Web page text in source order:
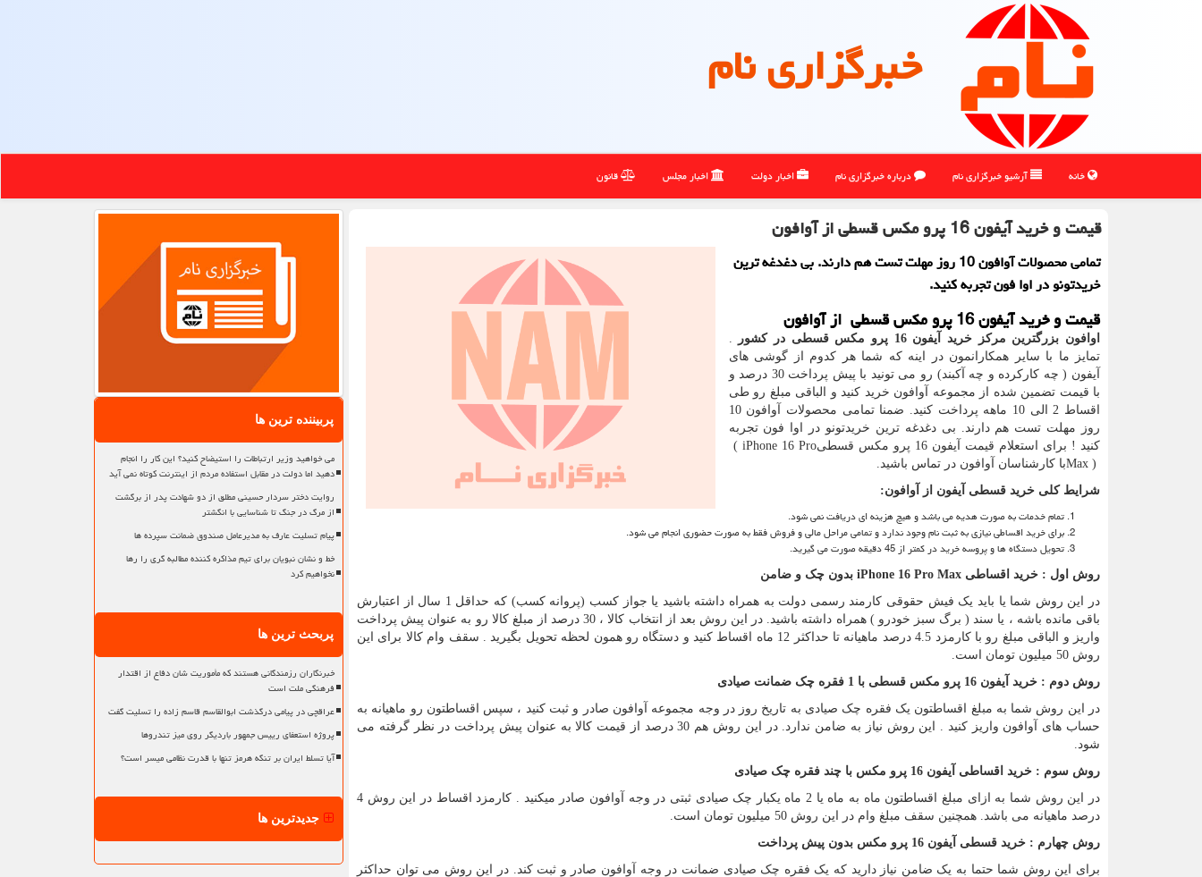
خبرگزاری نام
خانه آرشیو خبرگزاری نام درباره خبرگزاری نام اخبار دولت اخبار مجلس قانون
قیمت و خرید آیفون 16 پرو مکس قسطی از آوافون
تمامی محصولات آوافون 10 روز مهلت تست هم دارند. بی دغدغه ترین
خریدتونو در اوا فون تجربه کنید.
قیمت و خرید آیفون 16 پرو مکس قسطی از آوافون
اوافون بزرگترین مرکز خرید آیفون 16 پرو مکس قسطی در کشور
.
تمایز ما با سایر همکارانمون در اینه که شما هر کدوم از گوشی های
آیفون ( چه کارکرده و چه آکبند) رو می تونید با پیش پرداخت 30 درصد و
با قیمت تضمین شده از مجموعه آوافون خرید کنید و الباقی مبلغ رو طی
اقساط 2 الی 10 ماهه پرداخت کنید. ضمنا تمامی محصولات آوافون 10
روز مهلت تست هم دارند. بی دغدغه ترین خریدتونو در اوا فون تجربه
کنید ! برای استعلام قیمت آیفون 16 پرو مکس قسطی
( iPhone 16 Pro
Max )با کارشناسان آوافون در تماس باشید.
شرایط کلی خرید قسطی آیفون از آوافون:
تمام خدمات به صورت هدیه می باشد و هیچ هزینه ای دریافت نمی شود.
برای خرید اقساطی نیازی به ثبت نام وجود ندارد و تمامی مراحل مالی و فروش فقط به صورت حضوری انجام می شود.
تحویل دستگاه ها و پروسه خرید در کمتر از 45 دقیقه صورت می گیرید.
روش اول : خرید اقساطی iPhone 16 Pro Max بدون چک و ضامن
در این روش شما یا باید یک فیش حقوقی کارمند رسمی دولت به همراه داشته باشید یا جواز کسب (پروانه کسب) که حداقل 1 سال از اعتبارش
باقی مانده باشه ، یا سند ( برگ سبز خودرو ) همراه داشته باشید. در این روش بعد از انتخاب کالا ، 30 درصد از مبلغ کالا رو به عنوان پیش پرداخت
واریز و الباقی مبلغ رو با کارمزد 4.5 درصد ماهیانه تا حداکثر 12 ماه اقساط کنید و دستگاه رو همون لحظه تحویل بگیرید . سقف وام کالا برای این
روش 50 میلیون تومان است.
روش دوم : خرید آیفون 16 پرو مکس قسطی با 1 فقره چک ضمانت صیادی
در این روش شما به مبلغ اقساطتون یک فقره چک صیادی به تاریخ روز در وجه مجموعه آوافون صادر و ثبت کنید ، سپس اقساطتون رو ماهیانه به
حساب های آوافون واریز کنید . این روش نیاز به ضامن ندارد. در این روش هم 30 درصد از قیمت کالا به عنوان پیش پرداخت در نظر گرفته می
شود.
روش سوم : خرید اقساطی آیفون 16 پرو مکس با چند فقره چک صیادی
در این روش شما به ازای مبلغ اقساطتون ماه به ماه یا 2 ماه یکبار چک صیادی ثبتی در وجه آوافون صادر میکنید . کارمزد اقساط در این روش 4
درصد ماهیانه می باشد. همچنین سقف مبلغ وام در این روش 50 میلیون تومان است.
روش چهارم : خرید قسطی آیفون 16 پرو مکس بدون پیش پرداخت
برای این روش شما حتما به یک ضامن نیاز دارید که یک فقره چک صیادی ضمانت در وجه آوافون صادر و ثبت کند. در این روش می توان حداکثر
پربیننده ترین ها
می خواهید وزیر ارتباطات را استیضاح کنید؟ این کار را انجام
دهید اما دولت در مقابل استفاده مردم از اینترنت کوتاه نمی آید
روایت دختر سردار حسینی مطلق از دو شهادت پدر از برگشت
از مرگ در جنگ تا شناسایی با انگشتر
پیام تسلیت عارف به مدیرعامل صندوق ضمانت سپرده ها
خط و نشان نبویان برای تیم مذاکره کننده مطالبه گری را رها
نخواهیم کرد
پربحث ترین ها
خبرنگاران رزمندگانی هستند که مأموریت شان دفاع از اقتدار
فرهنگی ملت است
عراقچی در پیامی درگذشت ابوالقاسم قاسم زاده را تسلیت گفت
پروژه استعفای رییس جمهور باردیگر روی میز تندروها
آیا تسلط ایران بر تنگه هرمز تنها با قدرت نظامی میسر است؟
جدیدترین ها